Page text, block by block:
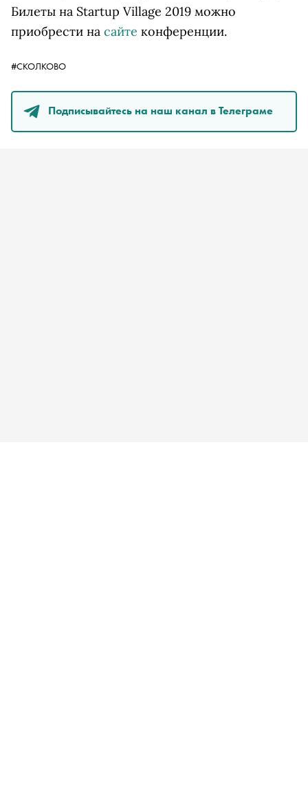
Билеты на Startup Village 2019 можно
приобрести на сайте конференции.
#СКОЛКОВО
Подписывайтесь на наш канал в Телеграме